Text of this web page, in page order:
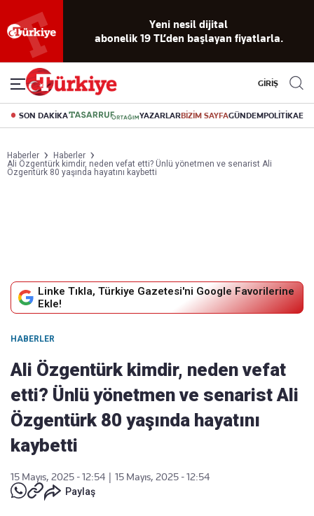
okuma
deneyimi
dijital arşiv
Akıllı haber
asistanı
Eski gazeteleri
indirme
canlı soru
cevap
GİRİŞ
SON DAKİKA YAZARLARBİZİM SAYFAGÜNDEMPOLİTİKA
Haberler
Haberler
Ali Özgentürk kimdir, neden vefat etti? Ünlü yönetmen ve senarist Ali
Özgentürk 80 yaşında hayatını kaybetti
Linke Tıkla, Türkiye Gazetesi'ni Google Favorilerine
Ekle!
HABERLER
Ali Özgentürk kimdir, neden vefat
etti? Ünlü yönetmen ve senarist Ali
Özgentürk 80 yaşında hayatını
kaybetti
15 Mayıs, 2025 - 12:54
15 Mayıs, 2025 - 12:54
Paylaş